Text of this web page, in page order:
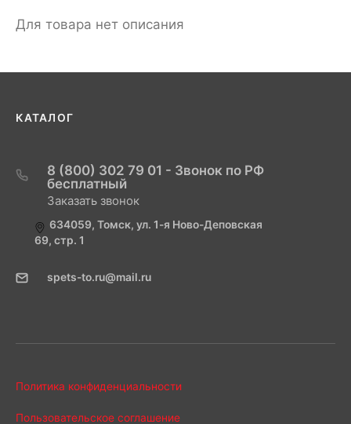
Для товара нет описания
КАТАЛОГ
8 (800) 302 79 01 - Звонок по РФ
бесплатный
Заказать звонок
634059, Томск, ул. 1-я Ново-Деповская
69, стр. 1
spets-to.ru@mail.ru
Политика конфиденциальности
Пользовательское соглашение